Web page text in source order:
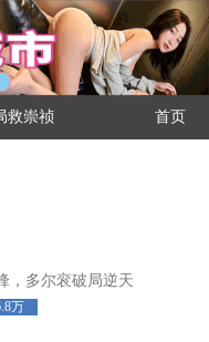
救崇祯 首页
，多尔衮破局逆天
万